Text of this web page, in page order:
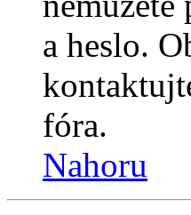
a heslo.
fóra.
Nahoru